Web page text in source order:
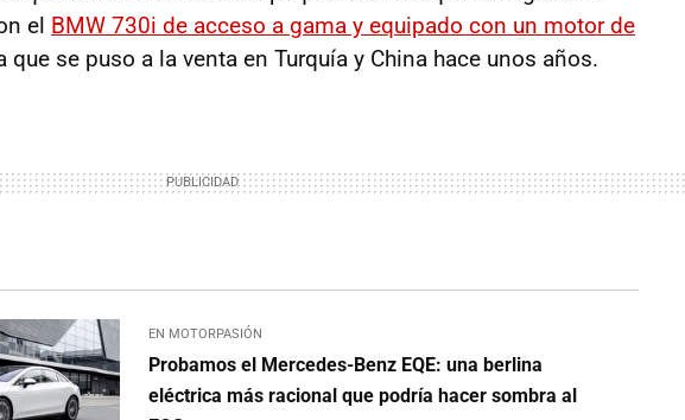
el BMW 730i de acceso a gama y equipado con un motor de
que se puso a la venta en Turquía y China hace unos años.
EN MOTORPASIÓN
Probamos el Mercedes-Benz EQE: una berlina
eléctrica más racional que podría hacer sombra al